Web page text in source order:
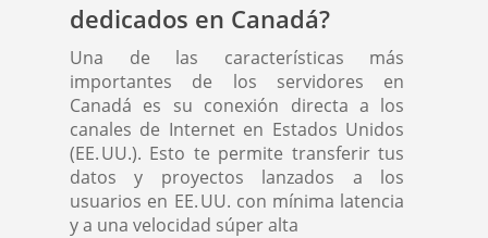
dedicados en Canadá?
Una de las características más
importantes de los servidores en
Canadá es su conexión directa a los
canales de Internet en Estados Unidos
(EE. UU.). Esto te permite transferir tus
datos y proyectos lanzados a los
usuarios en EE. UU. con mínima latencia
y a una velocidad súper alta